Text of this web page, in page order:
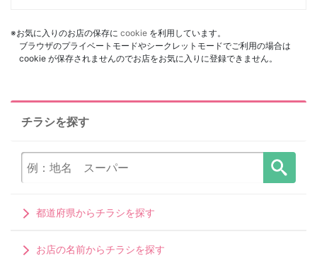
※お気に入りのお店の保存に cookie を利用しています。
ブラウザのプライベートモードやシークレットモードでご利用の場合は
cookie が保存されませんのでお店をお気に入りに登録できません。
チラシを探す
都道府県からチラシを探す
お店の名前からチラシを探す